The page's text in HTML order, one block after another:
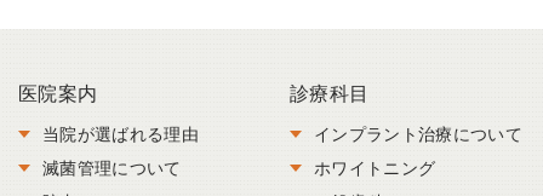
医院案内
当院が選ばれる理由
滅菌管理について
診療科目
インプラント治療について
ホワイトニング